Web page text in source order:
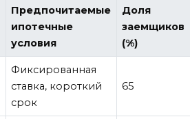
Предпочитаемые
ипотечные
условия
Доля
заемщиков
(%)
Фиксированная
ставка, короткий
срок
65